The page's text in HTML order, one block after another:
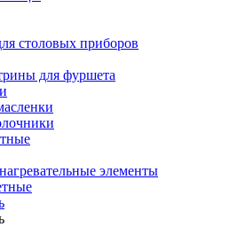
столовых приборов
для фуршета
элементы